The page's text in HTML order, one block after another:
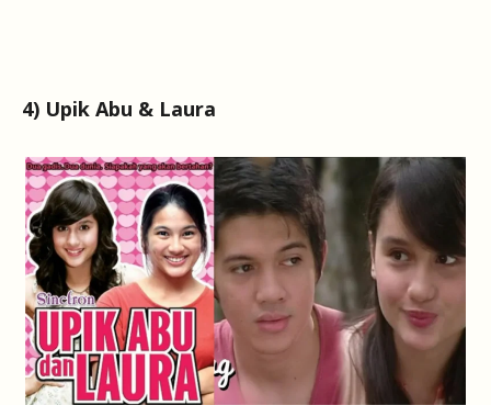
4) Upik Abu & Laura